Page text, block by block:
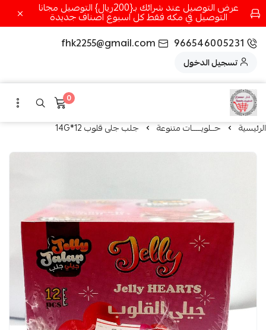
عرض التوصيل عند شرائك بـ{200ريال} التوصيل مجانا
التوصيل في مكه فقط كل اسبوع اصناف جديدة
966546005231
fhk2255@gmail.com
تسجيل الدخول
0
الرئيسية حــلويـــــات متنوعة جلب جلى قلوب 12*14G